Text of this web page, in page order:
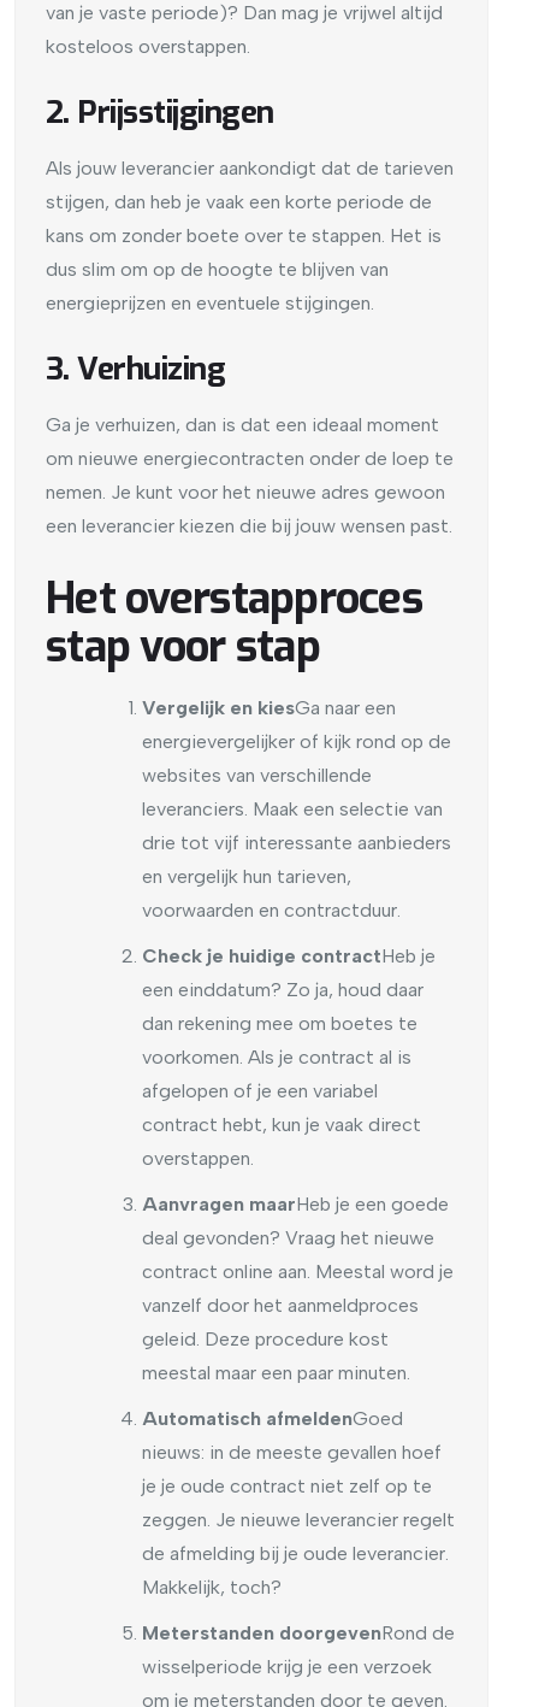
van je vaste periode)? Dan mag je vrijwel altijd
kosteloos overstappen.
2. Prijsstijgingen
Als jouw leverancier aankondigt dat de tarieven
stijgen, dan heb je vaak een korte periode de
kans om zonder boete over te stappen. Het is
dus slim om op de hoogte te blijven van
energieprijzen en eventuele stijgingen.
3. Verhuizing
Ga je verhuizen, dan is dat een ideaal moment
om nieuwe energiecontracten onder de loep te
nemen. Je kunt voor het nieuwe adres gewoon
een leverancier kiezen die bij jouw wensen past.
Het overstapproces
stap voor stap
Vergelijk en kiesGa naar een
energievergelijker of kijk rond op de
websites van verschillende
leveranciers. Maak een selectie van
drie tot vijf interessante aanbieders
en vergelijk hun tarieven,
voorwaarden en contractduur.
Check je huidige contractHeb je
een einddatum? Zo ja, houd daar
dan rekening mee om boetes te
voorkomen. Als je contract al is
afgelopen of je een variabel
contract hebt, kun je vaak direct
overstappen.
Aanvragen maarHeb je een goede
deal gevonden? Vraag het nieuwe
contract online aan. Meestal word je
vanzelf door het aanmeldproces
geleid. Deze procedure kost
meestal maar een paar minuten.
Automatisch afmeldenGoed
nieuws: in de meeste gevallen hoef
je je oude contract niet zelf op te
zeggen. Je nieuwe leverancier regelt
de afmelding bij je oude leverancier.
Makkelijk, toch?
Meterstanden doorgevenRond de
wisselperiode krijg je een verzoek
om je meterstanden door te geven.